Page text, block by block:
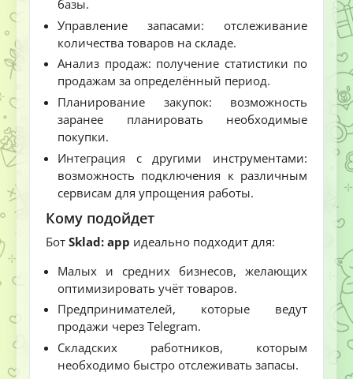
базы.
Управление запасами: отслеживание
количества товаров на складе.
Анализ продаж: получение статистики по
продажам за определённый период.
Планирование закупок: возможность
заранее планировать необходимые
покупки.
Интеграция с другими инструментами:
возможность подключения к различным
сервисам для упрощения работы.
Кому подойдет
Бот Sklad: app идеально подходит для:
Малых и средних бизнесов, желающих
оптимизировать учёт товаров.
Предпринимателей, которые ведут
продажи через Telegram.
Складских работников, которым
необходимо быстро отслеживать запасы.